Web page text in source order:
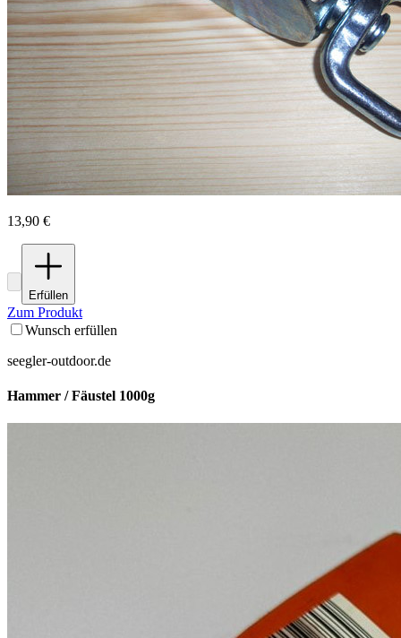
13,90 €
Erfüllen
Zum Produkt
Wunsch erfüllen
seegler-outdoor.de
Hammer / Fäustel 1000g